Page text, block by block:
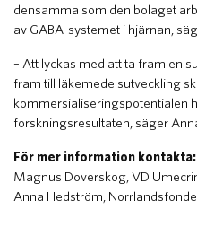
densamma som den bolaget
av GABA-systemet i hjärnan,
– Att lyckas med att ta fram en
fram till läkemedelsutveckling
kommersialiseringspotentialen
forskningsresultaten, säger
För mer information kontakta:
Magnus Doverskog, VD
Anna Hedström,